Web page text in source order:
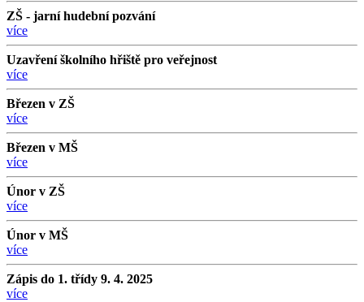
ZŠ - jarní hudební pozvání
více
Uzavření školního hřiště pro veřejnost
více
Březen v ZŠ
více
Březen v MŠ
více
Únor v ZŠ
více
Únor v MŠ
více
Zápis do 1. třídy 9. 4. 2025
více